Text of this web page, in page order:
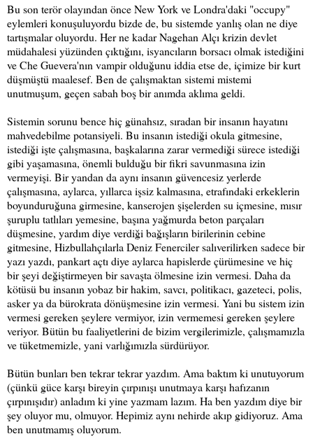
Bu son terör olayından önce New York ve Londra'daki "occupy"
eylemleri konuşuluyordu bizde de, bu sistemde yanlış olan ne diye
tartışmalar oluyordu. Her ne kadar Nagehan Alçı krizin devlet
müdahalesi yüzünden çıktığını, isyancıların borsacı olmak istediğini
ve Che Guevera'nın vampir olduğunu iddia etse de, içimize bir kurt
düşmüştü maalesef. Ben de çalışmaktan sistemi mistemi
unutmuşum, geçen sabah boş bir anımda aklıma geldi.
Sistemin sorunu bence hiç günahsız, sıradan bir insanın hayatını
mahvedebilme potansiyeli. Bu insanın istediği okula gitmesine,
istediği işte çalışmasına, başkalarına zarar vermediği sürece istediği
gibi yaşamasına, önemli bulduğu bir fikri savunmasına izin
vermeyişi. Bir yandan da aynı insanın güvencesiz yerlerde
çalışmasına, aylarca, yıllarca işsiz kalmasına, etrafındaki erkeklerin
boyunduruğuna girmesine, kanserojen şişelerden su içmesine, mısır
şuruplu tatlıları yemesine, başına yağmurda beton parçaları
düşmesine, yardım diye verdiği bağışların birilerinin cebine
gitmesine, Hizbullahçılarla Deniz Fenerciler salıverilirken sadece bir
yazı yazdı, pankart açtı diye aylarca hapislerde çürümesine ve hiç
bir şeyi değiştirmeyen bir savaşta ölmesine izin vermesi. Daha da
kötüsü bu insanın yobaz bir hakim, savcı, politikacı, gazeteci, polis,
asker ya da bürokrata dönüşmesine izin vermesi. Yani bu sistem izin
vermesi gereken şeylere vermiyor, izin vermemesi gereken şeylere
veriyor. Bütün bu faaliyetlerini de bizim vergilerimizle, çalışmamızla
ve tüketmemizle, yani varlığımızla sürdürüyor.
Bütün bunları ben tekrar tekrar yazdım. Ama baktım ki unutuyorum
(çünkü güce karşı bireyin çırpınışı unutmaya karşı hafızanın
çırpınışıdır) anladım ki yine yazmam lazım. Ha ben yazdım diye bir
şey oluyor mu, olmuyor. Hepimiz aynı nehirde akıp gidiyoruz. Ama
ben unutmamış oluyorum.